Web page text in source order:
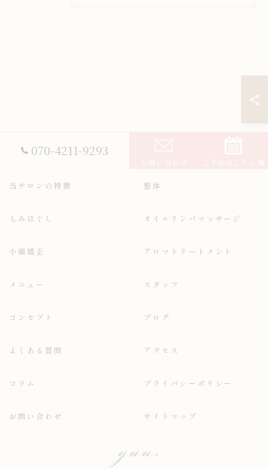
070-4211-9293
当サロンの特徴 整体
もみほぐし オイルリンパマッサージ
小顔矯正 アロマトリートメント
メニュー スタッフ
コンセプト ブログ
よくある質問 アクセス
コラム プライバシーポリシー
お問い合わせ サイトマップ